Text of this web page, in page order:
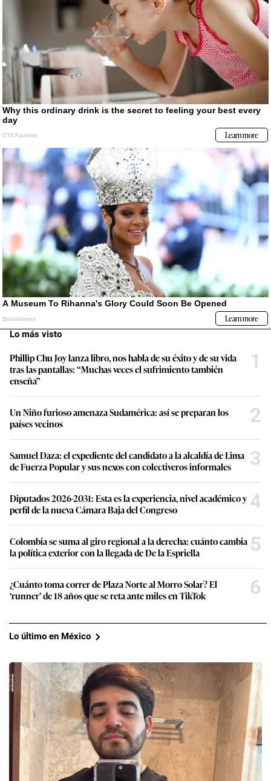
Lo más visto
Phillip Chu Joy lanza libro, nos habla de su éxito y de su vida
tras las pantallas: “Muchas veces el sufrimiento también
enseña”
1
Un Niño furioso amenaza Sudamérica: así se preparan los
países vecinos
2
Samuel Daza: el expediente del candidato a la alcaldía de Lima
de Fuerza Popular y sus nexos con colectiveros informales
3
Diputados 2026-2031: Esta es la experiencia, nivel académico y
perfil de la nueva Cámara Baja del Congreso
4
Colombia se suma al giro regional a la derecha: cuánto cambia
la política exterior con la llegada de De la Espriella
5
¿Cuánto toma correr de Plaza Norte al Morro Solar? El
‘runner’ de 18 años que se reta ante miles en TikTok
6
Lo último en México